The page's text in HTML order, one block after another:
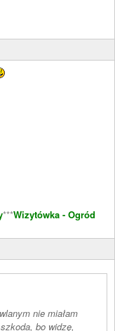
***Wizytówka - Ogród
nie miałam
bo widzę,